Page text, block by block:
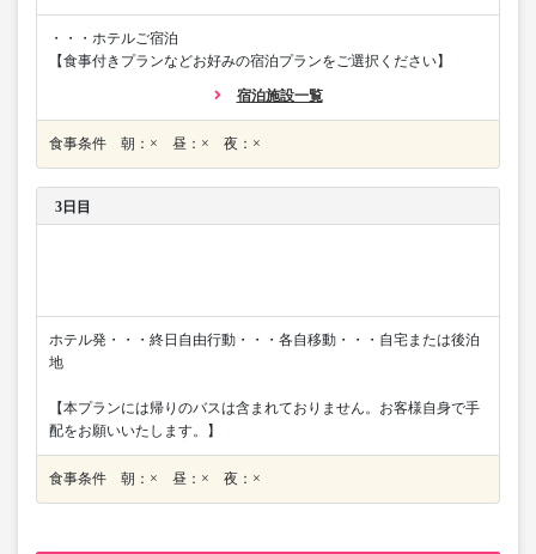
・・・ホテルご宿泊
【食事付きプランなどお好みの宿泊プランをご選択ください】
宿泊施設一覧
食事条件 朝：× 昼：× 夜：×
3日目
ホテル発・・・終日自由行動・・・各自移動・・・自宅または後泊
地
【本プランには帰りのバスは含まれておりません。お客様自身で手
配をお願いいたします。】
食事条件 朝：× 昼：× 夜：×